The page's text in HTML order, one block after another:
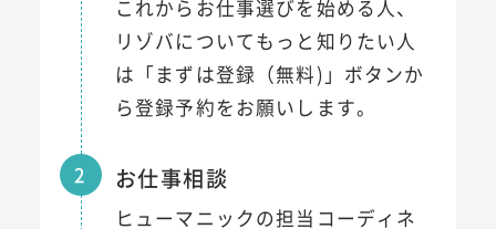
これからお仕事選びを始める人、
リゾバについてもっと知りたい人
は「まずは登録（無料)」ボタンか
ら登録予約をお願いします。
2 お仕事相談
ヒューマニックの担当コーディネ